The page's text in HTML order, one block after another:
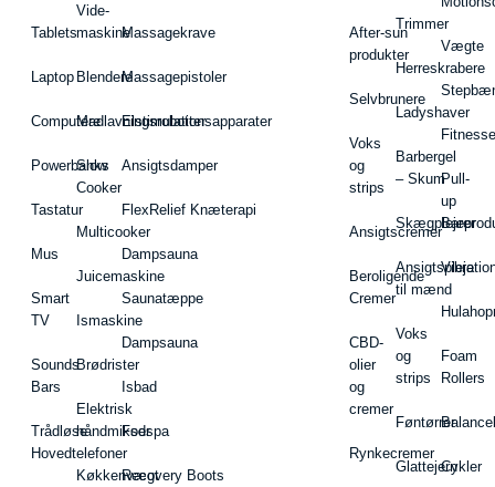
Tablets
Laptop
Computere
Powerbanks
Tastatur
Mus
Smart
TV
Sounds
Bars
Trådløse
Hovedtelefoner
Vide-
maskine
Blendere
Madlavningsrobotter
Slow
Cooker
Multicooker
Juicemaskine
Ismaskine
Brødrister
Elektrisk
håndmikser
Køkkenvægt
Massagekrave
Massagepistoler
Elstimulationsapparater
Ansigtsdamper
FlexRelief Knæterapi
Dampsauna
Saunatæppe
Dampsauna
Isbad
Fodspa
Recovery Boots
After-sun
produkter
Selvbrunere
Voks
og
strips
Ansigtscremer
Beroligende
Cremer
CBD-
olier
og
cremer
Rynkecremer
Trimmer
Herreskrabere
Ladyshaver
Barbergel
– Skum
Ansigtspleje
til mænd
Voks
og
strips
Føntørrer
Glattejern
Vægte
Pull-
up
Barer
Foam
Rollers
Cykler